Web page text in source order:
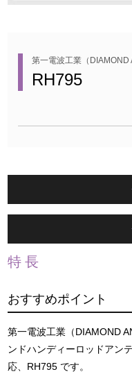
第一電波工業（DIAMOND
RH795
特長
おすすめポイント
第一電波工業（DIAMOND
ンドハンディーロッドアン
応、RH795 です。